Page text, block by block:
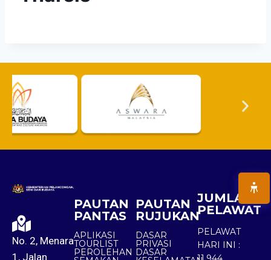
No. 2, Menara
1, Jalan
PAUTAN
PANTAS
APLIKASI
TOURLIST
PEROLEHAN
PAUTAN
RUJUKAN
DASAR
PRIVASI
DASAR
JUMLAH
PELAWAT
PELAWAT
HARI INI :